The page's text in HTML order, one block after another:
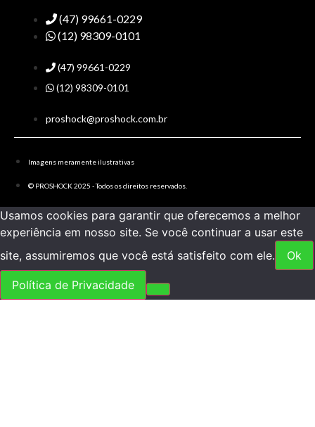
(47) 99661-0229
(12) 98309-0101
(47) 99661-0229
(12) 98309-0101
proshock@proshock.com.br
Imagens meramente ilustrativas
© PROSHOCK 2025 - Todos os direitos reservados.
Usamos cookies para garantir que oferecemos a melhor
experiência em nosso site. Se você continuar a usar este
site, assumiremos que você está satisfeito com ele.
Ok
Política de Privacidade